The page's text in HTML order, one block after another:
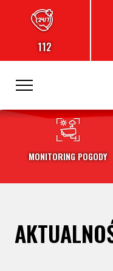
112
MONITORING POGODY